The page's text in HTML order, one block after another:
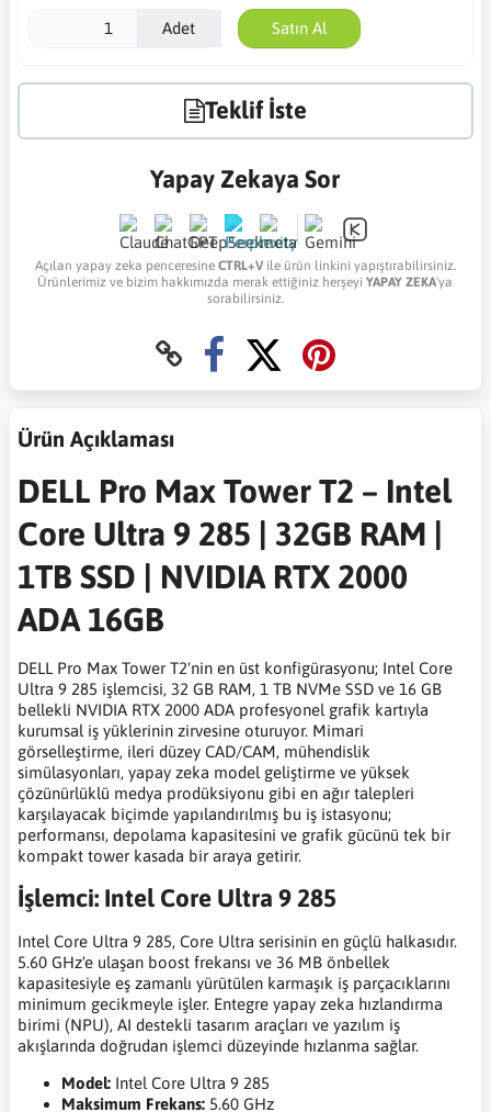
Adet Satın Al
Teklif İste
Yapay Zekaya Sor
Açılan yapay zeka penceresine CTRL+Vile ürün linkini yapıştırabilirsiniz.
Ürünlerimiz ve bizim hakkımızda merak ettiğiniz herşeyiYAPAY ZEKA'ya
sorabilirsiniz.
Ürün Açıklaması
DELL Pro Max Tower T2 – Intel
Core Ultra 9 285 | 32GB RAM |
1TB SSD | NVIDIA RTX 2000
ADA 16GB
DELL Pro Max Tower T2'nin en üst konfigürasyonu; Intel Core
Ultra 9 285 işlemcisi, 32 GB RAM, 1 TB NVMe SSD ve 16 GB
bellekli NVIDIA RTX 2000 ADA profesyonel grafik kartıyla
kurumsal iş yüklerinin zirvesine oturuyor. Mimari
görselleştirme, ileri düzey CAD/CAM, mühendislik
simülasyonları, yapay zeka model geliştirme ve yüksek
çözünürlüklü medya prodüksiyonu gibi en ağır talepleri
karşılayacak biçimde yapılandırılmış bu iş istasyonu;
performansı, depolama kapasitesini ve grafik gücünü tek bir
kompakt tower kasada bir araya getirir.
İşlemci: Intel Core Ultra 9 285
Intel Core Ultra 9 285, Core Ultra serisinin en güçlü halkasıdır.
5.60 GHz'e ulaşan boost frekansı ve 36 MB önbellek
kapasitesiyle eş zamanlı yürütülen karmaşık iş parçacıklarını
minimum gecikmeyle işler. Entegre yapay zeka hızlandırma
birimi (NPU), AI destekli tasarım araçları ve yazılım iş
akışlarında doğrudan işlemci düzeyinde hızlanma sağlar.
Model: Intel Core Ultra 9 285
Maksimum Frekans: 5.60 GHz